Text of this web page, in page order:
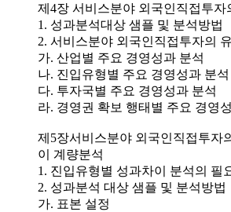
제4장 서비스분야 외국인직접투자
1. 성과분석대상 샘플 및 분석방법
2. 서비스분야 외국인직접투자의
가. 산업별 주요 경영성과 분석
나. 진입유형별 주요 경영성과 분석
다. 투자국별 주요 경영성과 분석
라. 경영권 확보 행태별 주요 경영
제5장서비스분야 외국인직접투자
이 계량분석
1. 진입유형별 성과차이 분석의 필
2. 성과분석 대상 샘플 및 분석방법
가. 표본 설정